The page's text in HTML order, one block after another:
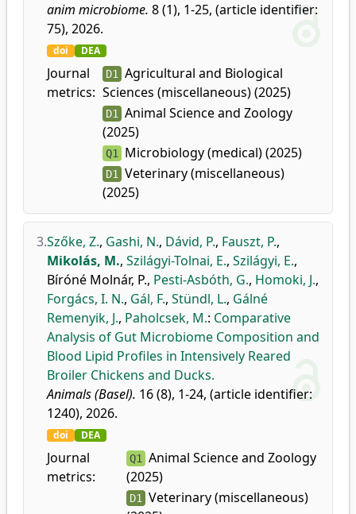
anim microbiome. 8 (1), 1-25, (article identifier:
75), 2026.
doi DEA
Journal
metrics:
D1 Agricultural and Biological
Sciences (miscellaneous) (2025)
D1 Animal Science and Zoology
(2025)
Q1 Microbiology (medical) (2025)
D1 Veterinary (miscellaneous)
(2025)
3.Szőke, Z., Gashi, N., Dávid, P., Fauszt, P.,
Mikolás, M., Szilágyi-Tolnai, E., Szilágyi, E.,
Bíróné Molnár, P., Pesti-Asbóth, G., Homoki, J.,
Forgács, I. N., Gál, F., Stündl, L., Gálné
Remenyik, J., Paholcsek, M.: Comparative
Analysis of Gut Microbiome Composition and
Blood Lipid Profiles in Intensively Reared
Broiler Chickens and Ducks.
Animals (Basel). 16 (8), 1-24, (article identifier:
1240), 2026.
doi DEA
Journal
metrics:
Q1
Animal Science and Zoology
(2025)
D1
Veterinary (miscellaneous)